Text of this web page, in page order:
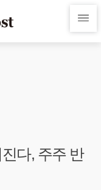
다, 주주 반